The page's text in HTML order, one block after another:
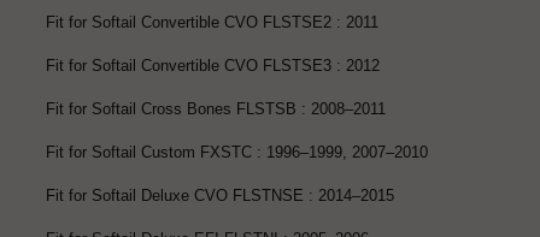
Fit for Softail Convertible CVO FLSTSE2 : 2011
Fit for Softail Convertible CVO FLSTSE3 : 2012
Fit for Softail Cross Bones FLSTSB : 2008–2011
Fit for Softail Custom FXSTC : 1996–1999, 2007–2010
Fit for Softail Deluxe CVO FLSTNSE : 2014–2015